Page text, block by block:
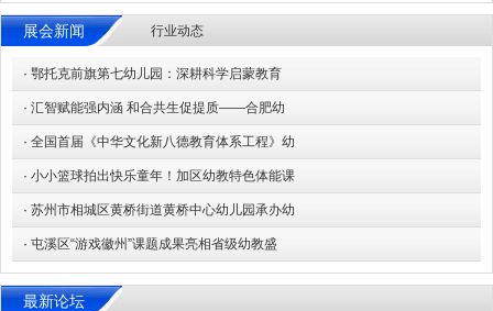
展会新闻 行业动态
· 鄂托克前旗第七幼儿园：深耕科学启蒙教育
· 汇智赋能强内涵 和合共生促提质——合肥幼
· 全国首届《中华文化新八德教育体系工程》幼
· 小小篮球拍出快乐童年！加区幼教特色体能课
· 苏州市相城区黄桥街道黄桥中心幼儿园承办幼
· 屯溪区“游戏徽州”课题成果亮相省级幼教盛
最新论坛